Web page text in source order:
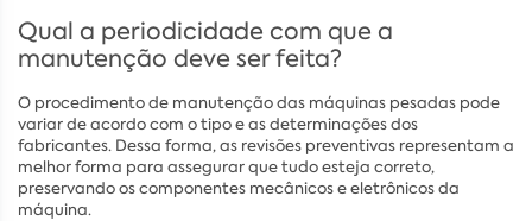
Qual a periodicidade com que a
manutenção deve ser feita?
O procedimento de manutenção das máquinas pesadas pode
variar de acordo com o tipo e as determinações dos
fabricantes. Dessa forma, as revisões preventivas representam a
melhor forma para assegurar que tudo esteja correto,
preservando os componentes mecânicos e eletrônicos da
máquina.